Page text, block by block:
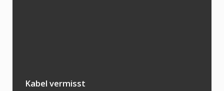
Kabel vermisst